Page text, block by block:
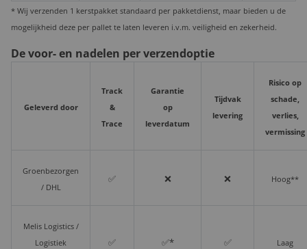
* Wij verzenden 1 kerstpakket standaard per pakketdienst, maar bieden u de
mogelijkheid deze per pallet te laten leveren i.v.m. veiligheid en zekerheid.
De voor- en nadelen per verzendoptie
Geleverd door
Track
&
Trace
Garantie
op
leverdatum
Tijdvak
levering
Risico op
schade,
verlies,
vermissing
Groenbezorgen
/ DHL
✅ ❌ ❌ Hoog**
Melis Logistics /
Logistiek
✅ ✅* ✅ Laag